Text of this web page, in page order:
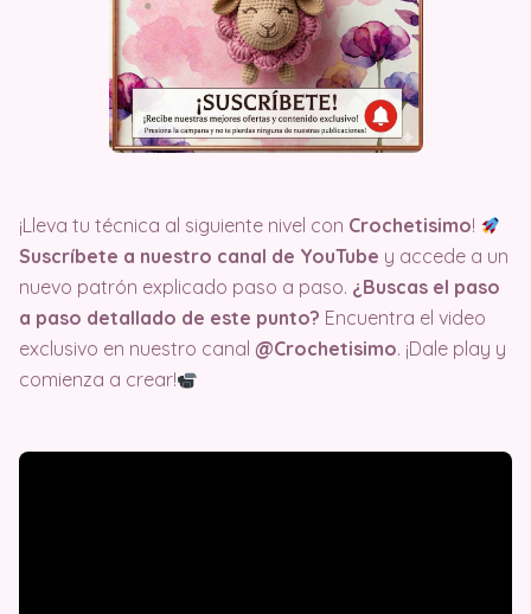
¡Lleva tu técnica al siguiente nivel con Crochetisimo!
Suscríbete a nuestro canal de YouTube y accede a un
nuevo patrón explicado paso a paso. ¿Buscas el paso
a paso detallado de este punto? Encuentra el video
exclusivo en nuestro canal @Crochetisimo. ¡Dale play y
comienza a crear!